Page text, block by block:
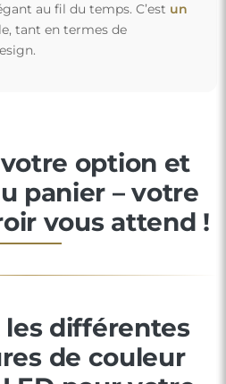
au fil du temps. C’est un
tant en termes de
option et
panier – votre
vous attend !
les différentes
de couleur